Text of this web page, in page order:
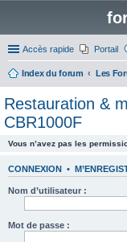
Accès rapide Portail
Index du forum
Restauration &
CBR1000F
Vous n’avez pas les
CONNEXION •
Nom d’utilisateur :
Mot de passe :